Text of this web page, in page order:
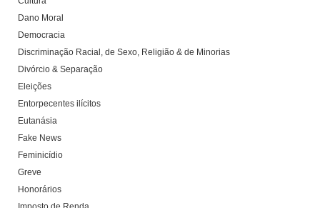
Dano Moral
Democracia
Discriminação Racial, de Sexo, Religião & de Minorias
Divórcio & Separação
Eleições
Entorpecentes ilícitos
Eutanásia
Fake News
Feminicídio
Greve
Honorários